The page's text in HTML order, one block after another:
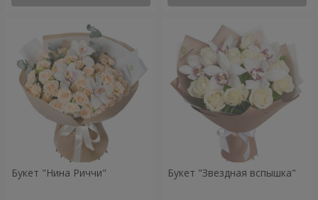
Букет "Нина Риччи" Букет "Звездная вспышка"